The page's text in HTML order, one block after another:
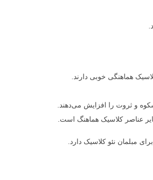
هماهنگی خوبی دارند.
و ثروت را افزایش می‌دهند.
عناصر کلاسیک هماهنگ است.
مبلمان نئو کلاسیک دارد.